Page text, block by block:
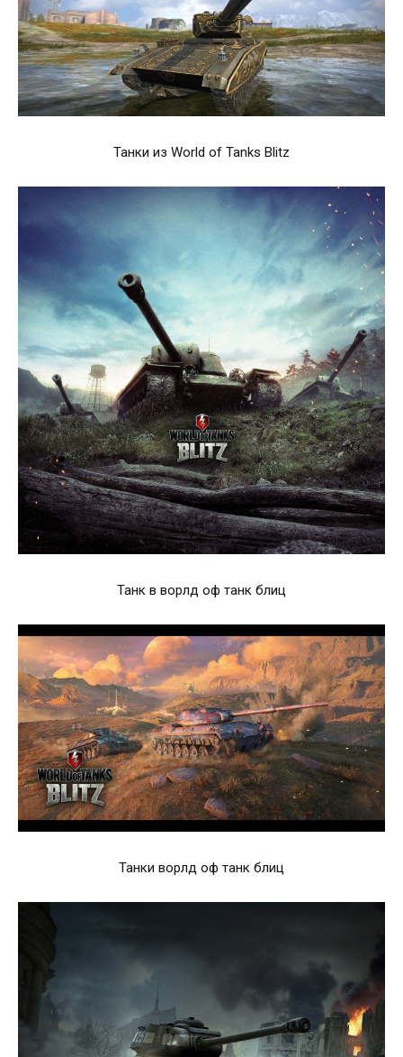
Танки из World of Tanks Blitz
Танк в ворлд оф танк блиц
Танки ворлд оф танк блиц